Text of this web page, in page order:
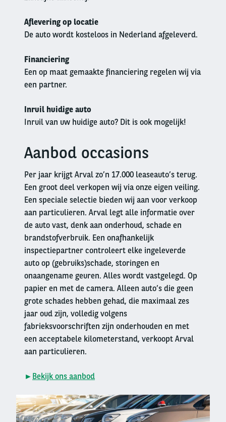
Aflevering op locatie
De auto wordt kosteloos in Nederland afgeleverd.
Financiering
Een op maat gemaakte financiering regelen wij via
een partner.
Inruil huidige auto
Inruil van uw huidige auto? Dit is ook mogelijk!
columnAanbod occasions
Per jaar krijgt Arval zo’n 17.000 leaseauto’s terug.
Een groot deel verkopen wij via onze eigen veiling.
Een speciale selectie bieden wij aan voor verkoop
aan particulieren. Arval legt alle informatie over
de auto vast, denk aan onderhoud, schade en
brandstofverbruik. Een onafhankelijk
inspectiepartner controleert elke ingeleverde
auto op (gebruiks)schade, storingen en
onaangename geuren. Alles wordt vastgelegd. Op
papier en met de camera. Alleen auto’s die geen
grote schades hebben gehad, die maximaal zes
jaar oud zijn, volledig volgens
fabrieksvoorschriften zijn onderhouden en met
een acceptabele kilometerstand, verkoopt Arval
aan particulieren.
► Bekijk ons aanbod
Right
column